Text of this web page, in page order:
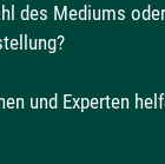
des Mediums
und Experten